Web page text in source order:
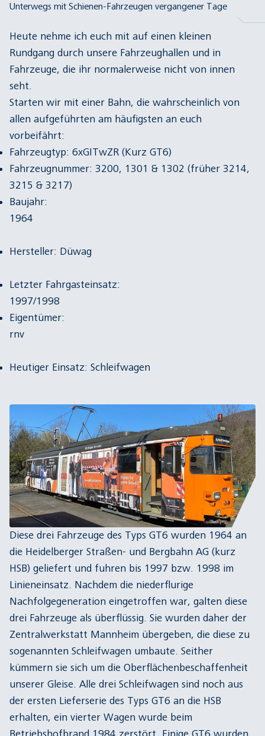
Unterwegs mit Schienen-Fahrzeugen vergangener Tage
Heute nehme ich euch mit auf einen kleinen
Rundgang durch unsere Fahrzeughallen und in
Fahrzeuge, die ihr normalerweise nicht von innen
seht.
Starten wir mit einer Bahn, die wahrscheinlich von
allen aufgeführten am häufigsten an euch
vorbeifährt:
Fahrzeugtyp: 6xGITwZR (Kurz GT6)
Fahrzeugnummer: 3200, 1301 & 1302 (früher 3214,
3215 & 3217)
Baujahr:
Hersteller: Düwag
Letzter Fahrgasteinsatz:
1997/1998
Eigentümer:
rnv
Heutiger Einsatz: Schleifwagen
Diese drei Fahrzeuge des Typs GT6 wurden 1964 an
die Heidelberger Straßen- und Bergbahn AG (kurz
HSB) geliefert und fuhren bis 1997 bzw. 1998 im
Linieneinsatz. Nachdem die niederflurige
Nachfolgegeneration eingetroffen war, galten diese
drei Fahrzeuge als überflüssig. Sie wurden daher der
Zentralwerkstatt Mannheim übergeben, die diese zu
sogenannten Schleifwagen umbaute. Seither
kümmern sie sich um die Oberflächenbeschaffenheit
unserer Gleise. Alle drei Schleifwagen sind noch aus
der ersten Lieferserie des Typs GT6 an die HSB
erhalten, ein vierter Wagen wurde beim